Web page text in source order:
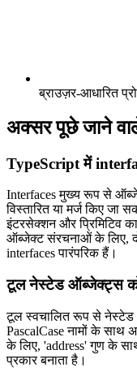
ब्राउज़र-आधारित
अक्सर पूछे जाने
TypeScript में
Interfaces मुख्य रूप से
विस्तारित या मर्ज किए
इंटरसेक्शन और प्रिमिटिव
ऑब्जेक्ट संरचनाओं के लिए,
interfaces पारंपरिक हैं।
टूल नेस्टेड ऑब्जेक्ट्स
टूल स्वचालित रूप से नेस्टेड
PascalCase नामों के साथ
के लिए, 'address' गुण के
प्रकार बनाता है।